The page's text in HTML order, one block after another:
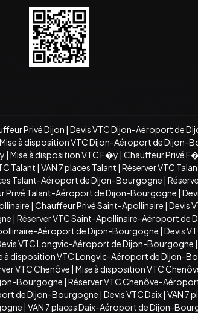
Privé Dijon | Devis VTC Dijon-Aéroport de
Mise à disposition VTC Dijon-Aéroport de Dijon-
| Mise à disposition VTC F�y | Chauffeur Privé
Talant | VAN 7 places Talant | Réserver VTC
Talant-Aéroport de Dijon-Bourgogne |
Privé Talant-Aéroport de Dijon-Bourgogne |
| Chauffeur Privé Saint-Apollinaire | Devis
| Réserver VTC Saint-Apollinaire-Aéroport de
Aéroport de Dijon-Bourgogne | Devis
VTC Longvic-Aéroport de Dijon-Bourgogne |
à disposition VTC Longvic-Aéroport de Dijon-
VTC Chenôve | Mise à disposition VTC
Bourgogne | Réserver VTC Chenôve-
de Dijon-Bourgogne | Devis VTC Daix| VAN 7
| VAN 7 places Daix-Aéroport de Dijon-